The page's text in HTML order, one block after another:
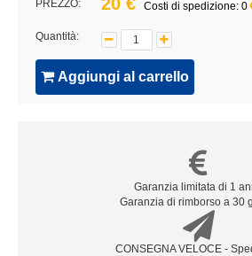
PREZZO: Costi di spedizione: 0
Quantità:
Aggiungi al carrello
Garanzia limitata di 1
Garanzia di rimborso a 30
CONSEGNA VELOCE -